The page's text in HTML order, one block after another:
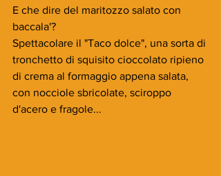
E che dire del maritozzo salato con
baccala'?
Spettacolare il "Taco dolce", una sorta di
tronchetto di squisito cioccolato ripieno
di crema al formaggio appena salata,
con nocciole sbricolate, sciroppo
d'acero e fragole...